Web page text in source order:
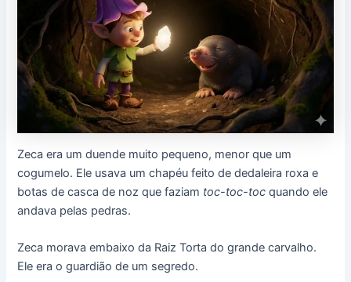
Zeca era um duende muito pequeno, menor que um
cogumelo. Ele usava um chapéu feito de dedaleira roxa e
botas de casca de noz que faziam toc-toc-toc quando ele
andava pelas pedras.
Zeca morava embaixo da Raiz Torta do grande carvalho.
Ele era o guardião de um segredo.